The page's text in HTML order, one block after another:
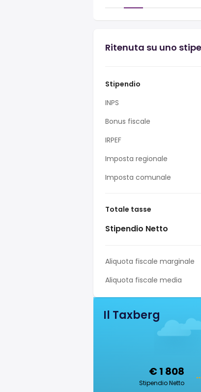
Ritenuta su uno
Stipendio
INPS
Bonus fiscale
IRPEF
Imposta regionale
Imposta comunale
Totale tasse
Stipendio Netto
Aliquota fiscale marginale
Aliquota fiscale media
Il Taxberg
€ 1 808
Stipendio Netto